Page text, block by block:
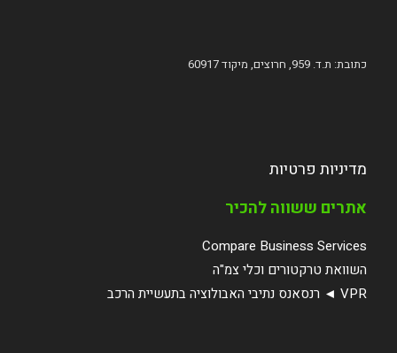
כתובת: ת.ד. 959, חרוצים, מיקוד 60917
מדיניות פרטיות
אתרים ששווה להכיר
Compare Business Services
השוואת טרקטורים וכלי צמ"ה
VPR ◄ רנסאנס נתיבי האבולוציה בתעשיית הרכב